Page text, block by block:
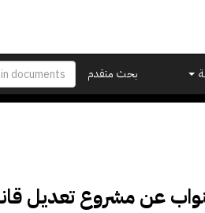
بحث متقدم
عن مشروع تعديل